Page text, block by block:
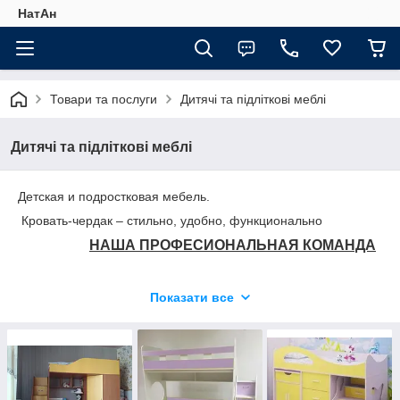
НатАн
Товари та послуги Дитячі та підліткові меблі
Дитячі та підліткові меблі
Детская и подростковая мебель.
Кровать-чердак – стильно, удобно, функционально
НАША ПРОФЕСИОНАЛЬНАЯ КОМАНДА
Показати все